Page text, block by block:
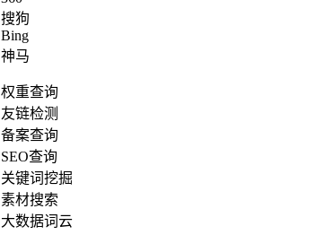
搜狗
Bing
神马
权重查询
友链检测
备案查询
SEO查询
关键词挖掘
素材搜索
大数据词云